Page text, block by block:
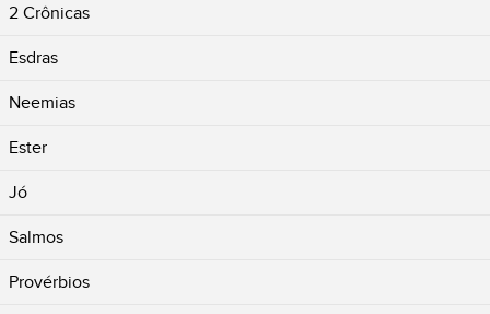
2 Crônicas
Esdras
Neemias
Ester
Jó
Salmos
Provérbios